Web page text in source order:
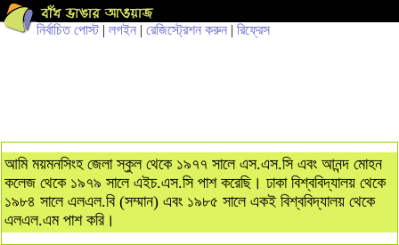
নির্বাচিত পোস্ট| লগইন | রেজিস্ট্রেশন করুন | রিফ্রেস
আমি ময়মনসিংহ জেলা স্কুল থেকে ১৯৭৭ সালে এস.এস.সি এবং আনন্দ মোহন
কলেজ থেকে ১৯৭৯ সালে এইচ.এস.সি পাশ করেছি। ঢাকা বিশ্ববিদ্যালয় থেকে
১৯৮৪ সালে এলএল.বি (সম্মান) এবং ১৯৮৫ সালে একই বিশ্ববিদ্যালয় থেকে
এলএল.এম পাশ করি।